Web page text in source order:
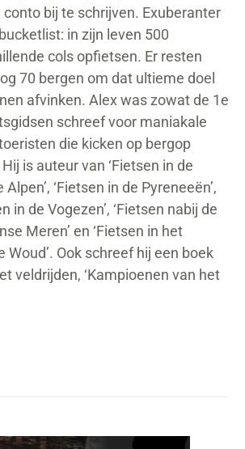
conto bij te schrijven. Exuberanter
in zijn leven 500
cols opfietsen. Er resten
70 bergen om dat ultieme doel
afvinken. Alex was zowat de 1e
schreef voor maniakale
die kicken op bergop
is auteur van ‘Fietsen in de
Alpen’, ‘Fietsen in de Pyreneeën’,
in de Vogezen’, ‘Fietsen nabij de
Meren’ en ‘Fietsen in het
Woud’. Ook schreef hij een boek
veldrijden, ‘Kampioenen van het